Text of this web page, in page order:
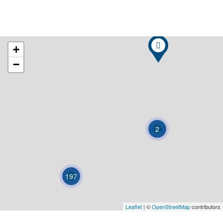
2
197
+
−
Leaflet | ©OpenStreetMapcontributors